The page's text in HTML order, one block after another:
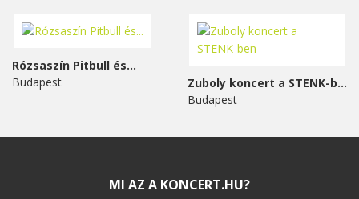
Rózsaszín Pitbull és...
Budapest
Zuboly koncert a STENK-ben
Budapest
MI AZ A KONCERT.HU?